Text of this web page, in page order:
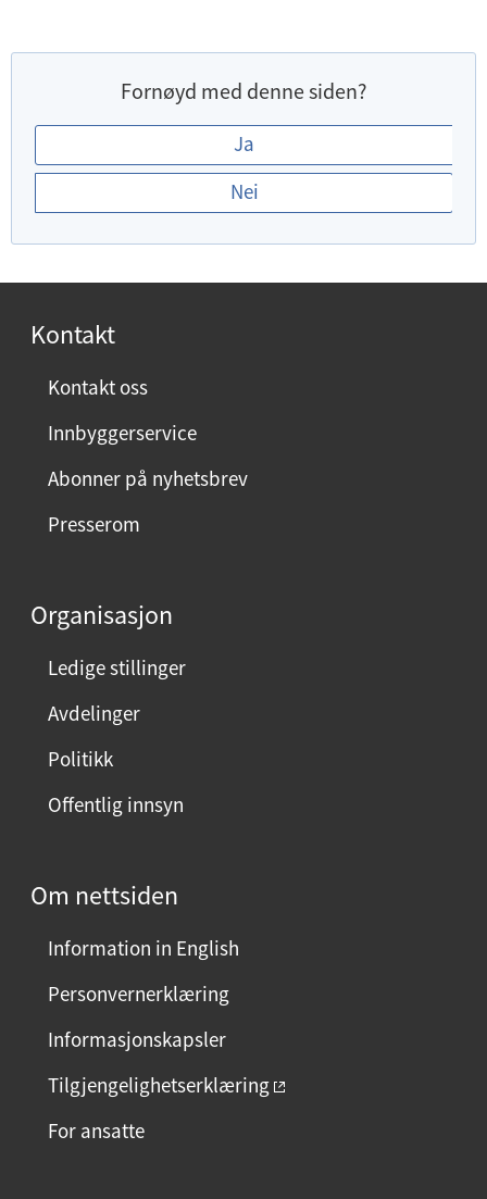
Fornøyd med denne siden?
E
r
o
r
n
m
n
V
Ja
Nei
Kontakt
Kontakt oss
Innbyggerservice
Abonner på nyhetsbrev
Presserom
Organisasjon
Ledige stillinger
Avdelinger
Politikk
Offentlig innsyn
Om nettsiden
Information in English
Personvernerklæring
Informasjonskapsler
Tilgjengelighetserklæring
For ansatte